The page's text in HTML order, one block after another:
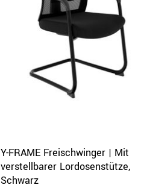
Y-FRAME Freischwinger | Mit
verstellbarer Lordosenstütze,
Schwarz